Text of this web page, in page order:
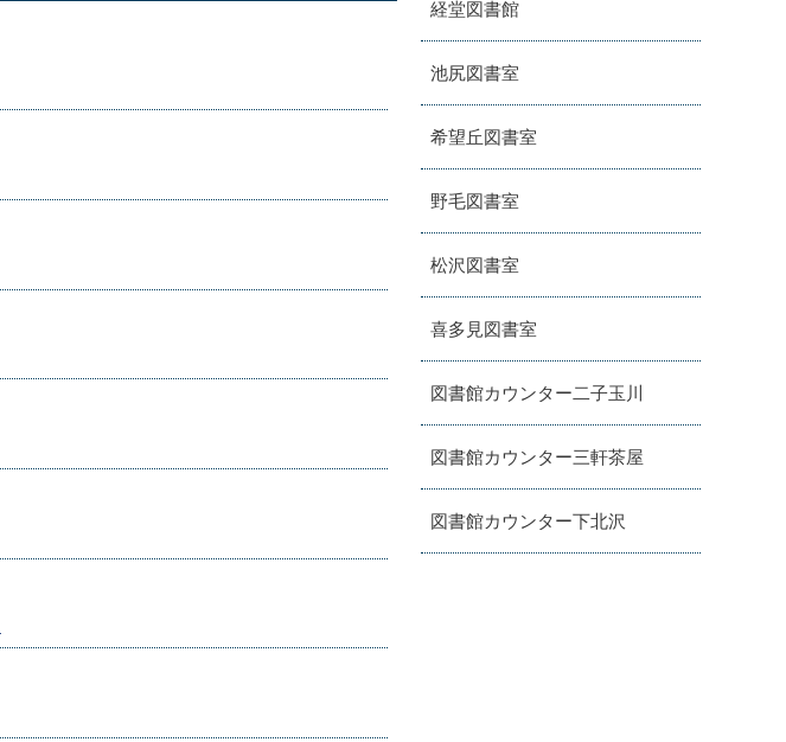
経堂図書館
池尻図書室
希望丘図書室
野毛図書室
松沢図書室
喜多見図書室
図書館カウンター二子玉川
図書館カウンター三軒茶屋
図書館カウンター下北沢